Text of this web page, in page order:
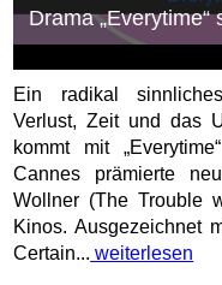
Drama
Ein radikal
Verlust, Zeit und das
kommt mit
Cannes prämierte
Wollner (The Trouble
Kinos. Ausgezeichnet
Certain... weiterlesen